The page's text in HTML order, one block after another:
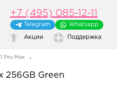
+7 (495) 085-12-11
Telegram Whatsapp
Акции Поддержка
Pro Max
256GB Green